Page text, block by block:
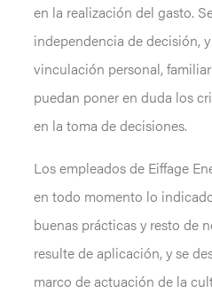
en la realización del gasto.
independencia de decisión,
vinculación personal,
puedan poner en duda los
en la toma de decisiones.
Los empleados de Eiffage
en todo momento lo
buenas prácticas y resto de
resulte de aplicación, y se
marco de actuación de la